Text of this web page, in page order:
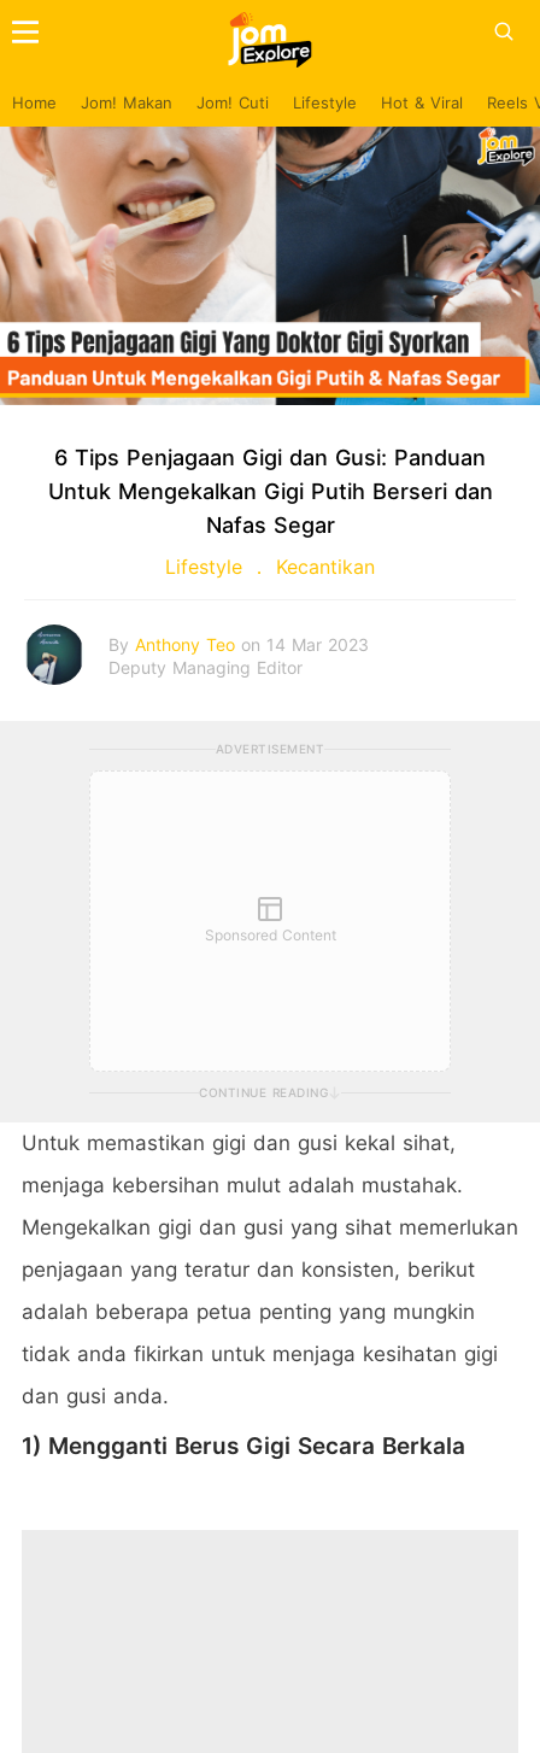
Home Jom! Makan Jom! Cuti Lifestyle Hot & Viral Reels
6 Tips Penjagaan Gigi dan Gusi: Panduan
Untuk Mengekalkan Gigi Putih Berseri dan
Nafas Segar
Lifestyle Kecantikan
By Anthony Teo on 14 Mar 2023
Deputy Managing Editor
ADVERTISEMENT
Sponsored Content
CONTINUE READING
Untuk memastikan gigi dan gusi kekal sihat,
menjaga kebersihan mulut adalah mustahak.
Mengekalkan gigi dan gusi yang sihat memerlukan
penjagaan yang teratur dan konsisten, berikut
adalah beberapa petua penting yang mungkin
tidak anda fikirkan untuk menjaga kesihatan gigi
dan gusi anda.
1) Mengganti Berus Gigi Secara Berkala